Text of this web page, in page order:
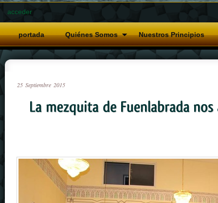
acceder
portada Quiénes Somos Nuestros Principios
25 Septiembre 2015